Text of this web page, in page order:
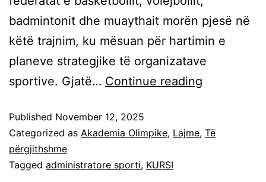
badmintonit dhe muaythait morën pjesë në
këtë trajnim, ku mësuan për hartimin e
planeve strategjike të organizatave
sportive. Gjatë… Continue reading
Published November 12, 2025
Categorized as Akademia Olimpike, Lajme, Të
përgjithshme
Tagged administratore sporti, KURSI